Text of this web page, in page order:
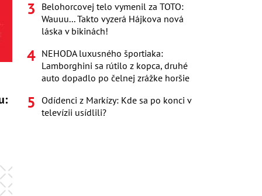
Belohorcovej telo vymenil za TOTO:
Wauuu... Takto vyzerá Hájkova nová
láska v bikinách!
NEHODA luxusného športiaka:
Lamborghini sa rútilo z kopca, druhé
auto dopadlo po čelnej zrážke horšie
Odídenci z Markízy: Kde sa po konci v
televízii usídlili?